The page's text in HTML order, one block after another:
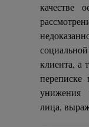
качестве
клиента, а
переписке
унижения
лица,